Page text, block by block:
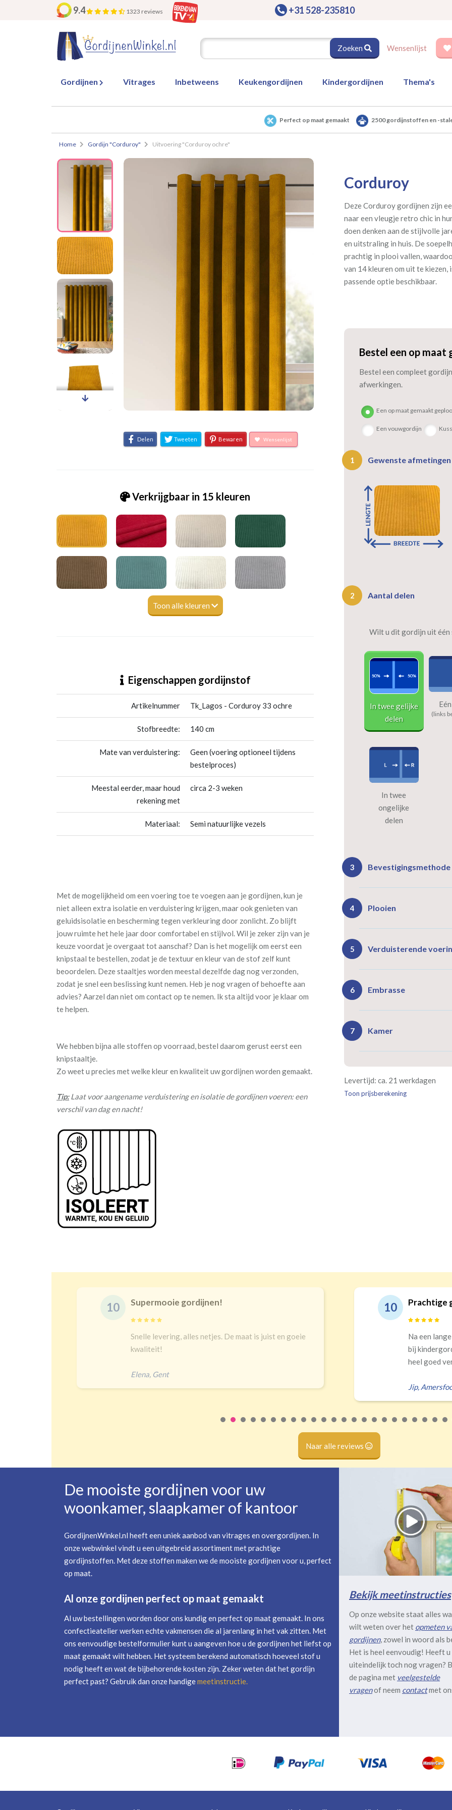
9.4 1323 reviews +31 528-235810
Zoeken Wensenlijst
Gordijnen Vitrages Inbetweens Keukengordijnen Kindergordijnen Thema's
Perfect op maat gemaakt 2500 gordijnstoffen en -
Home Gordijn "Corduroy" Uitvoering "Corduroy ochre"
Delen Tweeten Bewaren Wensenlijst
Verkrijgbaar in 15 kleuren
Toon alle kleuren
Eigenschappen gordijnstof
Artikelnummer Tk_Lagos - Corduroy 33 ochre
Stofbreedte: 140 cm
Mate van verduistering:
Geen (voering optioneel tijdens
bestelproces)
Meestal eerder, maar houd
rekening met
circa 2-3 weken
Materiaal: Semi natuurlijke vezels
Met de mogelijkheid om een voering toe te voegen aan je gordijnen, kun je
niet alleen extra isolatie en verduistering krijgen, maar ook genieten van
geluidsisolatie en bescherming tegen verkleuring door zonlicht. Zo blijft
jouw ruimte het hele jaar door comfortabel en stijlvol. Wil je zeker zijn van je
keuze voordat je overgaat tot aanschaf? Dan is het mogelijk om eerst een
knipstaal te bestellen, zodat je de textuur en kleur van de stof zelf kunt
beoordelen. Deze staaltjes worden meestal dezelfde dag nog verzonden,
zodat je snel een beslissing kunt nemen. Heb je nog vragen of behoefte aan
advies? Aarzel dan niet om contact op te nemen. Ik sta altijd voor je klaar om
te helpen.
We hebben bijna alle stoffen op voorraad, bestel daarom gerust eerst een
knipstaaltje.
Zo weet u precies met welke kleur en kwaliteit uw gordijnen worden gemaakt.
Tip:Laat voor aangename verduistering en isolatie de gordijnen voeren: een
verschil van dag en nacht!
Corduroy
Deze Corduroy gordijnen zijn
naar een vleugje retro chic in
doen denken aan de stijlvolle
en uitstraling in huis. De
prachtig in plooi vallen,
van 14 kleuren om uit te
passende optie beschikbaar.
Bestel een op
Bestel een compleet
afwerkingen.
Een op maat gemaakt
Een vouwgordijn
1 Gewenste afmetingen
2 Aantal delen
Wilt u dit gordijn uit één
In twee gelijke
delen
(links
In twee
ongelijke
delen
3 Bevestigingsmethode
Rails
Rails
4 Plooien
Enkele plooi
5 Verduisterende
Gevoerde gordijnen
isoleert kou, warmte en
Geen extra
verduistering
6 Embrasse
Geen
7 Kamer
Bestelt u meerdere
kamer is bestemd. Wij
verplicht, maar wel handig)
Levertijd: ca. 21 werkdagen
Toon prijsberekening
10 Prachtige gordijnen en echt top service!
Na een lange zoektocht in winkels en online uitgekomen
Jip,Amersfoort
9
Naar alle reviews
De mooiste gordijnen voor uw
woonkamer, slaapkamer of kantoor
GordijnenWinkel.nl heeft een uniek aanbod van vitrages en overgordijnen. In
onze webwinkel vindt u een uitgebreid assortiment met prachtige
gordijnstoffen. Met deze stoffen maken we de mooiste gordijnen voor u, perfect
op maat.
Al onze gordijnen perfect op maat gemaakt
Al uw bestellingen worden door ons kundig en perfect op maat gemaakt. In ons
confectieatelier werken echte vakmensen die al jarenlang in het vak zitten. Met
ons eenvoudige bestelformulier kunt u aangeven hoe u de gordijnen het liefst op
maat gemaakt wilt hebben. Het systeem berekend automatisch hoeveel stof u
nodig heeft en wat de bijbehorende kosten zijn. Zeker weten dat het gordijn
perfect past? Gebruik dan onze handigemeetinstructie.
Bekijk meetinstructies
Op onze website staat alles
wilt weten over het opmeten
gordijnen, zowel in woord als
Het is heel eenvoudig! Heeft u
uiteindelijk toch nog vragen?
de pagina met veelgestelde
vragenof neem contactmet